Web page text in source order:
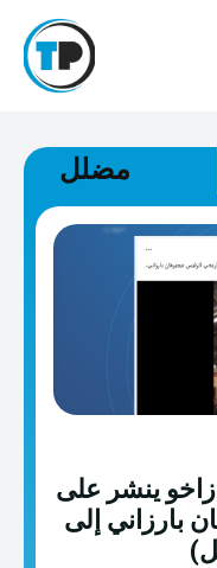
English
سياسة التصحيح
خطاب كراهية
تصنيفات إضافية
مضلل
ينشر على
بارزاني إلى